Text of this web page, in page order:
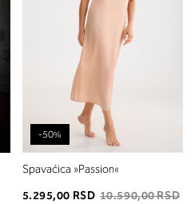
-50%
Spavaćica »Passion«
5.295,00 RSD 10.590,00 RSD